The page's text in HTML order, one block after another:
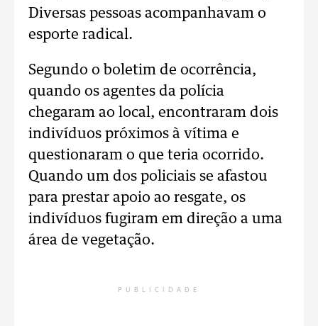
Diversas pessoas acompanhavam o
esporte radical.
Segundo o boletim de ocorrência,
quando os agentes da polícia
chegaram ao local, encontraram dois
indivíduos próximos à vítima e
questionaram o que teria ocorrido.
Quando um dos policiais se afastou
para prestar apoio ao resgate, os
indivíduos fugiram em direção a uma
área de vegetação.
PUBLICIDADE